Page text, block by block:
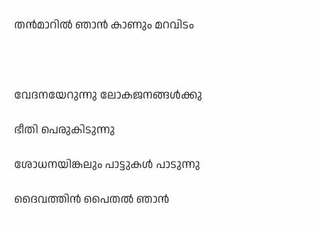
തൻമാറിൽ ഞാൻ കാണും മറവിടം
വേദനയേറുന്നു ലോകജനങ്ങൾക്കു
ഭീതി പെരുകിടുന്നു
ശോധനയിങ്കലും പാട്ടുകൾ പാടുന്നു
ദൈവത്തിൻ പൈതൽ ഞാൻ